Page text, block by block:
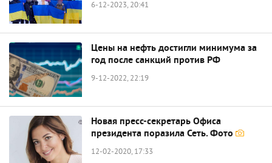
6-12-2023, 20:41
Цены на нефть достигли минимума за
год после санкций против РФ
9-12-2022, 22:19
Новая пресс-секретарь Офиса
президента поразила Сеть. Фото
12-02-2020, 17:33